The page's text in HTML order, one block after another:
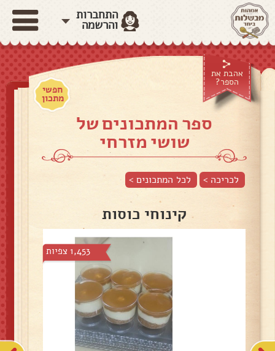
התחברות
והרשמה
אהבת את
הספר?
חפשי
מתכון
ספר המתכונים של
שושי מזרחי
לכריכה > לכל המתכונים >
קינוחי כוסות
1,453 צפיות